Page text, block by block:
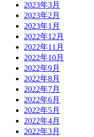
2023年3月
2023年2月
2023年1月
2022年12月
2022年11月
2022年10月
2022年9月
2022年8月
2022年7月
2022年6月
2022年5月
2022年4月
2022年3月